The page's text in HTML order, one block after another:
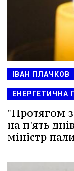
ІВАН ПЛАЧКОВ
ЕНЕРГЕТИЧНА
"Протягом
на п'ять
міністр